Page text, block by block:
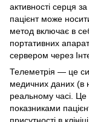
активності серця
пацієнт може
метод включає в
портативних
сервером через
Телеметрія — це
медичних даних (в
реальному часі. Це
показниками
присутності в